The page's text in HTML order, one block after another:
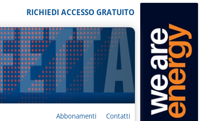
RICHIEDI ACCESSO GRATUITO
Abbonamenti Contatti